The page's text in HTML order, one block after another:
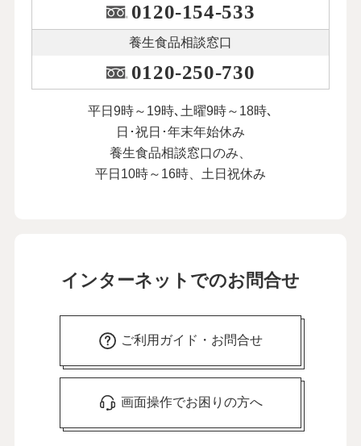
0120-154-533
養生食品相談窓口
0120-250-730
平日9時～19時､土曜9時～18時､
日･祝日･年末年始休み
養生食品相談窓口のみ、
平日10時～16時、土日祝休み
インターネットでのお問合せ
ご利用ガイド・お問合せ
画面操作でお困りの方へ